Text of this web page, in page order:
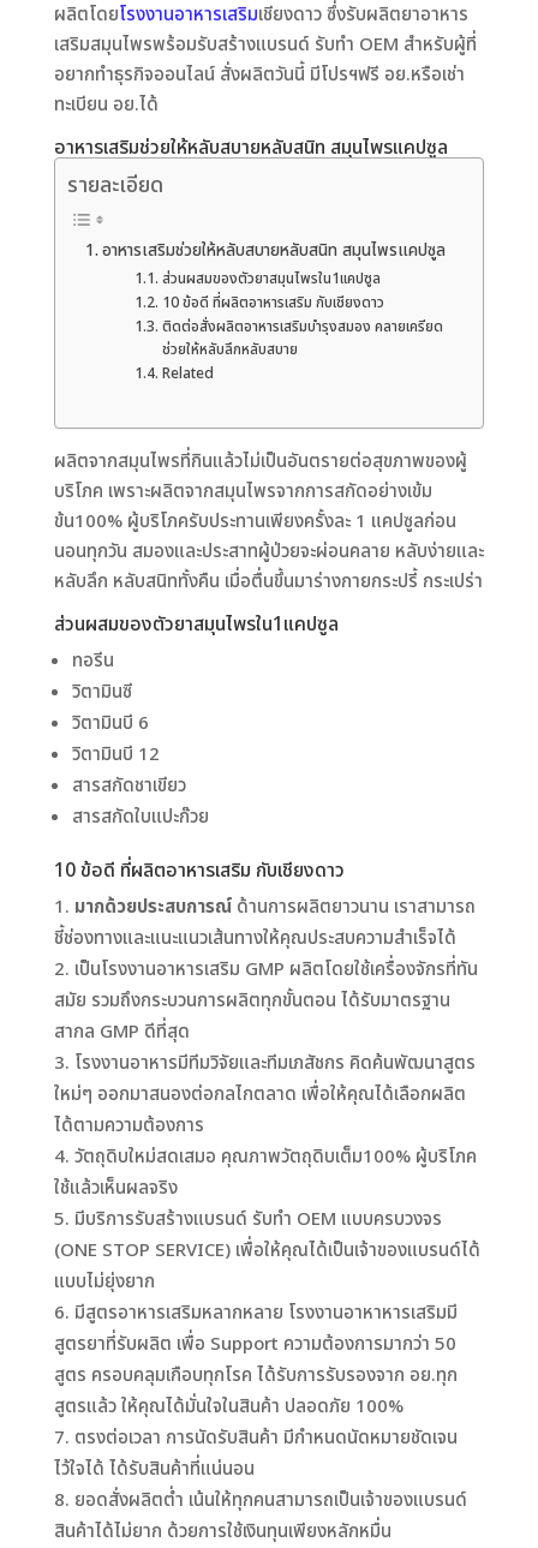
ผลิตโดยโรงงานอาหารเสริมเชียงดาว ซึ่งรับผลิตยาอาหาร
เสริมสมุนไพรพร้อมรับสร้างแบรนด์ รับทำ OEM สำหรับผู้ที่
อยากทำธุรกิจออนไลน์ สั่งผลิตวันนี้ มีโปรฯฟรี อย.หรือเช่า
ทะเบียน อย.ได้
อาหารเสริมช่วยให้หลับสบายหลับสนิท สมุนไพรแคปซูล
รายละเอียด
อาหารเสริมช่วยให้หลับสบายหลับสนิท สมุนไพรแคปซูล
ส่วนผสมของตัวยาสมุนไพรใน1แคปซูล
10 ข้อดี ที่ผลิตอาหารเสริม กับเชียงดาว
ติดต่อสั่งผลิตอาหารเสริมบำรุงสมอง คลายเครียด
ช่วยให้หลับลึกหลับสบาย
Related
ผลิตจากสมุนไพรที่กินแล้วไม่เป็นอันตรายต่อสุขภาพของผู้
บริโภค เพราะผลิตจากสมุนไพรจากการสกัดอย่างเข้ม
ข้น100% ผู้บริโภครับประทานเพียงครั้งละ 1 แคปซูลก่อน
นอนทุกวัน สมองและประสาทผู้ป่วยจะผ่อนคลาย หลับง่ายและ
หลับลึก หลับสนิททั้งคืน เมื่อตื่นขึ้นมาร่างกายกระปรี้ กระเปร่า
ส่วนผสมของตัวยาสมุนไพรใน1แคปซูล
ทอรีน
วิตามินซี
วิตามินบี 6
วิตามินบี 12
สารสกัดชาเขียว
สารสกัดใบแปะก๊วย
10 ข้อดี ที่ผลิตอาหารเสริม กับเชียงดาว
มากด้วยประสบการณ์ด้านการผลิตยาวนาน เราสามารถ
ชี้ช่องทางและแนะแนวเส้นทางให้คุณประสบความสำเร็จได้
เป็นโรงงานอาหารเสริม GMP ผลิตโดยใช้เครื่องจักรที่ทัน
สมัย รวมถึงกระบวนการผลิตทุกขั้นตอน ได้รับมาตรฐาน
สากล GMP ดีที่สุด
โรงงานอาหารมีทีมวิจัยและทีมเภสัชกร คิดค้นพัฒนาสูตร
ใหม่ๆ ออกมาสนองต่อกลไกตลาด เพื่อให้คุณได้เลือกผลิต
ได้ตามความต้องการ
วัตถุดิบใหม่สดเสมอ คุณภาพวัตถุดิบเต็ม100% ผู้บริโภค
ใช้แล้วเห็นผลจริง
มีบริการรับสร้างแบรนด์ รับทำ OEM แบบครบวงจร
(ONE STOP SERVICE) เพื่อให้คุณได้เป็นเจ้าของแบรนด์ได้
แบบไม่ยุ่งยาก
มีสูตรอาหารเสริมหลากหลาย โรงงานอาหาหารเสริมมี
สูตรยาที่รับผลิต เพื่อ Support ความต้องการมากว่า 50
สูตร ครอบคลุมเกือบทุกโรค ได้รับการรับรองจาก อย.ทุก
สูตรแล้ว ให้คุณได้มั่นใจในสินค้า ปลอดภัย 100%
ตรงต่อเวลา การนัดรับสินค้า มีกำหนดนัดหมายชัดเจน
ไว้ใจได้ ได้รับสินค้าที่แน่นอน
ยอดสั่งผลิตต่ำ เน้นให้ทุกคนสามารถเป็นเจ้าของแบรนด์
สินค้าได้ไม่ยาก ด้วยการใช้เงินทุนเพียงหลักหมื่น